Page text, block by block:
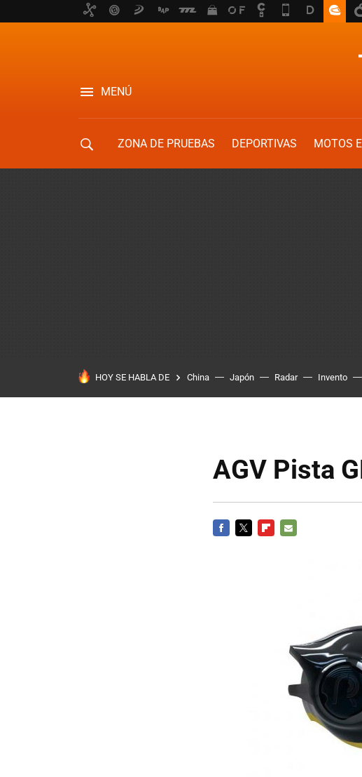
MENÚ
ZONA DE PRUEBAS DEPORTIVAS MOTOS
HOY SE HABLA DE China Japón Radar Invento
AGV Pista